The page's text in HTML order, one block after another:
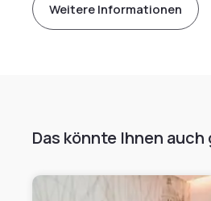
Weitere Informationen
Das könnte Ihnen